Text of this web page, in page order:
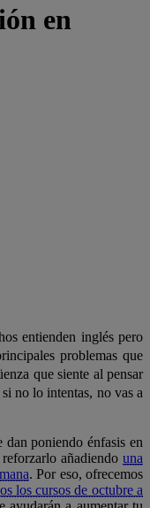
en
entienden inglés pero
problemas que
que siente al pensar
no lo intentas, no vas a
dan poniendo énfasis en
añadiendo una
. Por eso, ofrecemos
los cursos de octubre a